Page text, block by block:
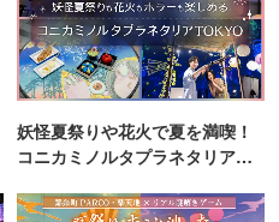
妖怪夏祭りや花火で夏を満喫！
コニカミノルタプラネタリア